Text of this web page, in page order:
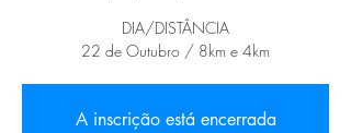
DIA/DISTÂNCIA
22 de Outubro / 8km e 4km
A inscrição está encerrada